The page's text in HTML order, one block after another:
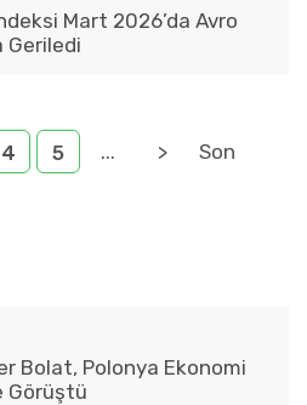
Mart 2026’da Avro
Geriledi
4 5 ... > Son
Bolat, Polonya Ekonomi
Görüştü